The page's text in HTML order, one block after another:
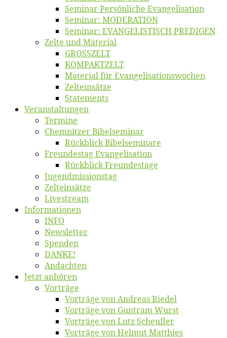
Se­mi­nar Per­sön­li­che Evangelisation
Se­mi­nar: MODERATION
Se­mi­nar: EVANGELISTISCH PREDIGEN
Zel­te und Material
GROSSZELT
KOMPAKTZELT
Ma­te­ri­al für Evangelisationswochen
Zelt­ein­sät­ze
State­ments
Ver­an­stal­tun­gen
Ter­mi­ne
Chemnit­zer Bibelseminar
Rück­blick Bibelseminare
Freun­des­tag Evangelisation
Rück­blick Freundestage
Jugend­mis­sions­tag
Zelt­ein­sät­ze
Live­stream
Informatio­nen
INFO
News­let­ter
Spen­den
DANKE!
An­dach­ten
Jetzt an­hö­ren
Vor­trä­ge
Vor­trä­ge von An­dre­as Riedel
Vor­trä­ge von Gun­tram Wurst
Vor­trä­ge von Lutz Scheufler
Vor­trä­ge von Hel­mut Matthies